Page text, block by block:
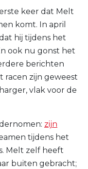
keer dat Melt
komt. In april
hij tijdens het
ook nu gonst het
berichten
racen zijn geweest
vlak voor de
zijn
tijdens het
Melt zelf heeft
buiten gebracht;